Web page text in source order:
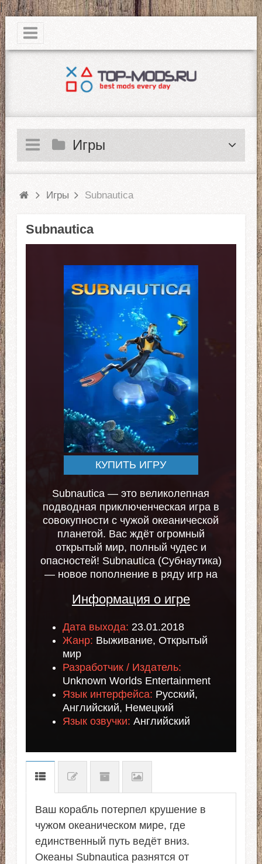
|
Игры
Игры Subnautica
Subnautica
КУПИТЬ ИГРУ
Subnautica — это великолепная
подводная приключенческая игра в
совокупности с чужой океанической
планетой. Вас ждёт огромный
открытый мир, полный чудес и
опасностей! Subnautica (Субнаутика)
— новое пополнение в ряду игр на
просторов. Здесь ты сможешь в
подводных глубин, которые
скрывают в себе множество тайн.
Игра является хорошо
проработанной РПГ и по
совместительству с песочницей.
Информация о игре
Дата выхода: 23.01.2018
Жанр: Выживание, Открытый
мир
Разработчик / Издатель:
Unknown Worlds Entertainment
Язык интерфейса: Русский,
Английский, Немецкий
Язык озвучки: Английский
Ваш корабль потерпел крушение в
чужом океаническом мире, где
единственный путь ведёт вниз.
Океаны Subnautica разнятся от